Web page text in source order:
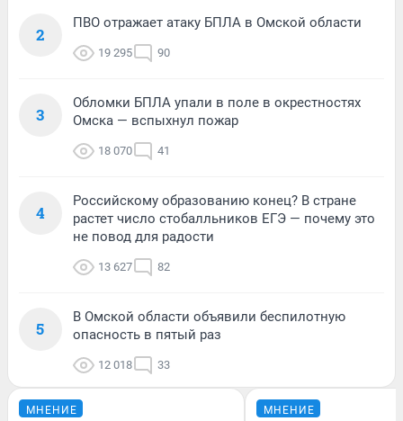
2
ПВО отражает атаку БПЛА в Омской области
19 295 90
3
Обломки БПЛА упали в поле в окрестностях
Омска — вспыхнул пожар
18 070 41
4
Российскому образованию конец? В стране
растет число стобалльников ЕГЭ — почему это
не повод для радости
13 627 82
5
В Омской области объявили беспилотную
опасность в пятый раз
12 018 33
МНЕНИЕ МНЕНИЕ